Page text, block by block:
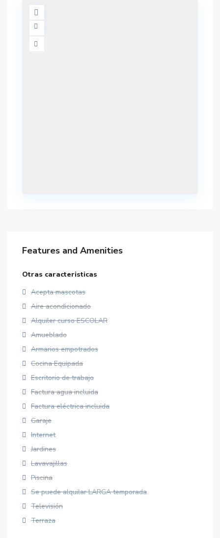
Features and Amenities
Otras caracteristicas
Acepta mascotas
Aire acondicionado
Alquiler curso ESCOLAR
Amueblado
Armarios empotrados
Cocina Equipada
Escritorio de trabajo
Factura agua incluida
Factura eléctrica incluida
Garaje
Internet
Jardines
Lavavajillas
Piscina
Se puede alquilar LARGA temporada
Televisión
Terraza